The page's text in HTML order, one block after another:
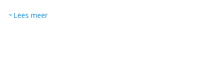
expand_more Lees meer